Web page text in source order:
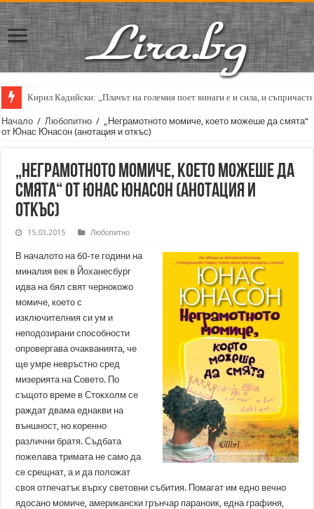
Кирил Кадийски: „Плачът на големия поет винаги е и сила, и
Начало / Любопитно / „Неграмотното момиче, което можеше да смята“
от Юнас Юнасон (анотация и откъс)
„Неграмотното момиче, което можеше да
смята“ от Юнас Юнасон (анотация и
откъс)
15.03.2015 Любопитно
В началото на 60-те години на
миналия век в Йоханесбург
идва на бял свят чернокожо
момиче, което с
изключителния си ум и
неподозирани способности
опровергава очакванията, че
ще умре невръстно сред
мизерията на Совето. По
същото време в Стокхолм се
раждат двама еднакви на
външност, но коренно
различни братя. Съдбата
пожелава тримата не само да
се срещнат, а и да положат
своя отпечатък върху световни събития. Помагат им едно вечно
ядосано момиче, американски грънчар параноик, една графиня,